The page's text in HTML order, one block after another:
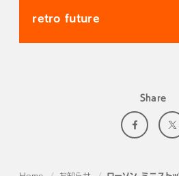
retro future
Share